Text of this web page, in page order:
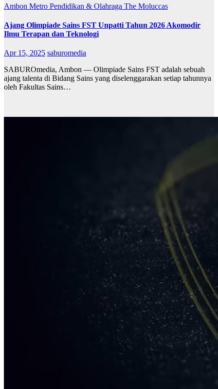
Ambon Metro Pendidikan & Olahraga The Moluccas
Ajang Olimpiade Sains FST Unpatti Tahun 2026 Akomodir
Ilmu Terapan dan Teknologi
Apr 15, 2025 saburomedia
SABUROmedia, Ambon — Olimpiade Sains FST adalah sebuah
ajang talenta di Bidang Sains yang diselenggarakan setiap tahunnya
oleh Fakultas Sains…